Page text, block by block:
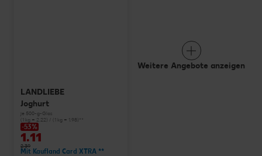
LANDLIEBE
Joghurt
je 500-g-Glas
(1 kg = 2.22) / (1 kg = 1.98)**
-53%
1.11
2.39
Mit Kaufland Card XTRA **
Weitere Angebote anzeigen